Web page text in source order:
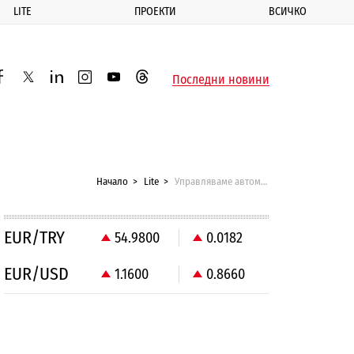
LITE ПРОЕКТИ ВСИЧКО
twitterlinkedininstagram
youtubethreadsПоследни новини
Начало Lite Управляваме автомобила с мимики
EUR/TRY 54.9800 0.0182
EUR/USD 1.1600 0.8660